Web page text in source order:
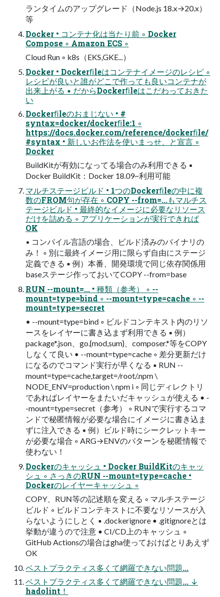
ランタイムのアップグレード（Node.js 18.x→20.x）
等
Docker • コンテナ化は当たり前 ◦ Docker
Compose ◦ Amazon ECS ◦
Cloud Run ◦ k8s（EKS,GKE...）
Docker • Dockerﬁleはコンテナイメージのレシピ ◦
レシピが良いと誰がどこで作っても良いコンテナが
出来上がる ▪ だからDockerﬁleはこだわっておきた
い
Dockerﬁleのおまじない • #
syntax=docker/dockerﬁle:1 ◦
https://docs.docker.com/reference/dockerﬁle/
#syntax • 新しいお作法を使いまっせ、と宣言 ◦
Docker
BuildKitが有効になってる場合のみ利用できる ▪
Docker BuildKit：Docker 18.09~利用可能
マルチステージビルド • 1つのDockerﬁleの中に複
数のFROM句が存在 ◦ COPY --from=...もマルチス
テージビルド • 最終的なイメージに必要なリソース
だけを詰める ◦ アプリケーションが実行できれば
OK
▪ コンパイル言語の場合、ビルド済みのバイナリの
み！ ◦ 別に最終イメージ用に限らず自由にステージ
定義できる ▪ 例）本番、開発環境で同じ依存関係用
baseステージ作っておいてCOPY --from=base
RUN --mount=... • 種類（参考） ◦ --
mount=type=bind ◦ --mount=type=cache ◦ --
mount=type=secret
• --mount=type=bind ◦ ビルドコンテキスト内のリソ
ースをレイヤーに書き込まず利用できる ▪ 例）
package*.json、go.{mod,sum}、composer.*等をCOPY
しなくて良い • --mount=type=cache ◦ 差分更新だけ
になるのでコマンド実行が早くなる ▪ RUN --
mount=type=cache,target=/root/.npm \
NODE_ENV=production \ npm i ◦ 同じディレクトリ
であればレイヤーをまたいだキャッシュが使える • -
-mount=type=secret（参考） ◦ RUNで実行するコマ
ンドで秘匿情報が必要な場合にイメージに書き込ま
ずに注入できる ▪ 例）ビルド時にシークレットキー
が必要な場合 ◦ ARG→ENVのパターンを秘匿情報で
使わない！
Dockerのキャッシュ • Docker BuildKitのキャッ
シュ ◦ さっきのRUN --mount=type=cache •
Dockerのレイヤーキャッシュ ◦
COPY、RUN等の記述順を変える ◦ マルチステージ
ビルド ◦ ビルドコンテキストに不要なリソースが入
らないようにしとく ▪ .dockerignore • .gitignoreとは
挙動が違うので注意 • CI/CD上のキャッシュ ◦
GitHub Actionsの場合はgha使っておけばとりあえず
OK
ベストプラクティス多くて網羅できない問題...
ベストプラクティス多くて網羅できない問題... ↓
hadolint！